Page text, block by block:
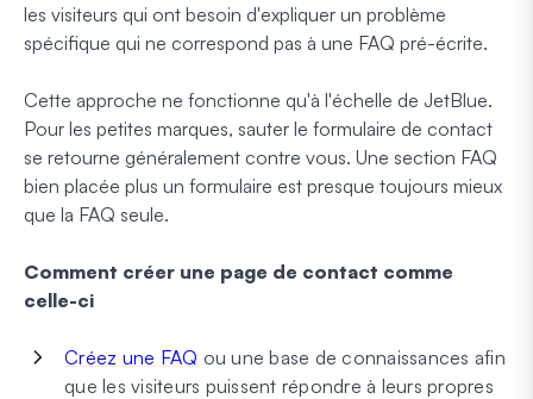
les visiteurs qui ont besoin d'expliquer un problème
spécifique qui ne correspond pas à une FAQ pré-écrite.
Cette approche ne fonctionne qu'à l'échelle de JetBlue.
Pour les petites marques, sauter le formulaire de contact
se retourne généralement contre vous. Une section FAQ
bien placée plus un formulaire est presque toujours mieux
que la FAQ seule.
Comment créer une page de contact comme
celle-ci
Créez une FAQ ou une base de connaissances afin
que les visiteurs puissent répondre à leurs propres